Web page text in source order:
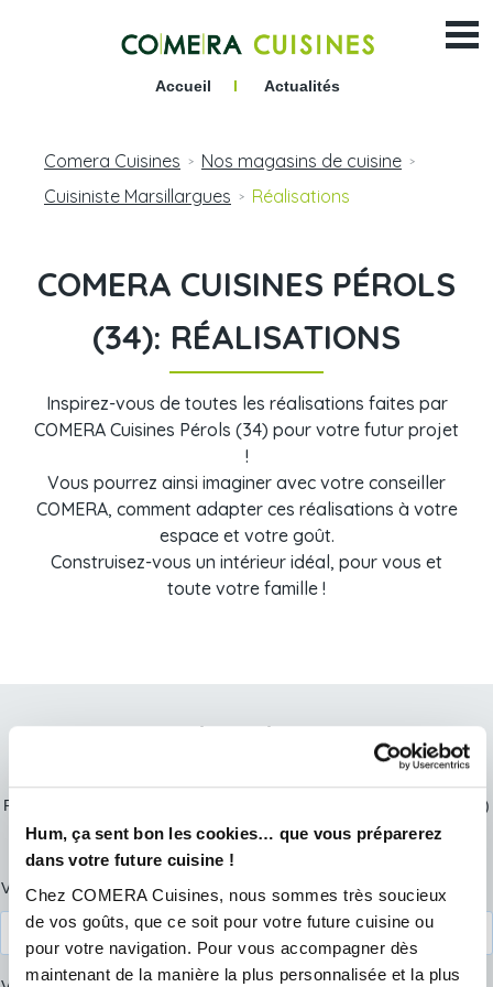
Hum, ça sent bon les cookies… que vous préparerez
dans votre future cuisine !
Chez COMERA Cuisines, nous sommes très soucieux
de vos goûts, que ce soit pour votre future cuisine ou
pour votre navigation. Pour vous accompagner dès
maintenant de la manière la plus personnalisée et la plus
Accueil I Actualités
Comera Cuisines > Nos magasins de cuisine >
Cuisiniste Marsillargues > Réalisations
COMERA CUISINES PÉROLS
(34): RÉALISATIONS
Inspirez-vous de toutes les réalisations faites par
COMERA Cuisines Pérols (34) pour votre futur projet
!
Vous pourrez ainsi imaginer avec votre conseiller
COMERA, comment adapter ces réalisations à votre
espace et votre goût.
Construisez-vous un intérieur idéal, pour vous et
toute votre famille !
Prendre rendez-vous
L'équipe de votre magasin a hâte de vous rencontrer et concevoir
votre future cuisine !
Prenez rendez-vous en quelques minutes et vous serez recontacté(e)
par votre conseiller COMERA Cuisines dans les meilleurs délais.
Nous vous accueillerons en toute sécurité. A très vite !
et
nom *
Votre prénom*